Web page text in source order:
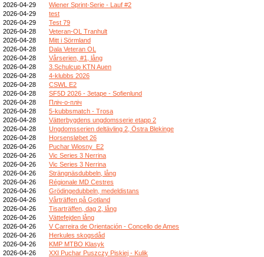
2026-04-29
Wiener Sprint-Serie - Lauf #2
2026-04-29
test
2026-04-29
Test 79
2026-04-28
Veteran-OL Tranhult
2026-04-28
Mitt i Sörmland
2026-04-28
Dala Veteran OL
2026-04-28
Vårserien, #1, lång
2026-04-28
3.Schulcup KTN Auen
2026-04-28
4-klubbs 2026
2026-04-28
CSWL E2
2026-04-28
SF5D 2026 - 3etape - Sofienlund
2026-04-28
Пліч-о-пліч
2026-04-28
5-kubbsmatch - Trosa
2026-04-28
Vätterbygdens ungdomsserie etapp 2
2026-04-28
Ungdomsserien deltävling 2, Östra Blekinge
2026-04-28
Horsensløbet 26
2026-04-26
Puchar Wiosny_E2
2026-04-26
Vic Series 3 Nerrina
2026-04-26
Vic Series 3 Nerrina
2026-04-26
Strängnäsdubbeln, lång
2026-04-26
Régionale MD Cestres
2026-04-26
Grödingedubbeln, medeldistans
2026-04-26
Vårträffen på Gotland
2026-04-26
Tisarträffen, dag 2, lång
2026-04-26
Vättefejden lång
2026-04-26
V Carreira de Orientación - Concello de Ames
2026-04-26
Herkules skogsdåd
2026-04-26
KMP MTBO Klasyk
2026-04-26
XXI Puchar Puszczy Piskiej - Kulik